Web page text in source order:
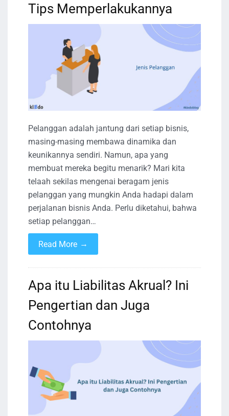
Tips Memperlakukannya
Pelanggan adalah jantung dari setiap bisnis,
masing-masing membawa dinamika dan
keunikannya sendiri. Namun, apa yang
membuat mereka begitu menarik? Mari kita
telaah sekilas mengenai beragam jenis
pelanggan yang mungkin Anda hadapi dalam
perjalanan bisnis Anda. Perlu diketahui, bahwa
setiap pelanggan…
Read More →
Apa itu Liabilitas Akrual? Ini
Pengertian dan Juga
Contohnya